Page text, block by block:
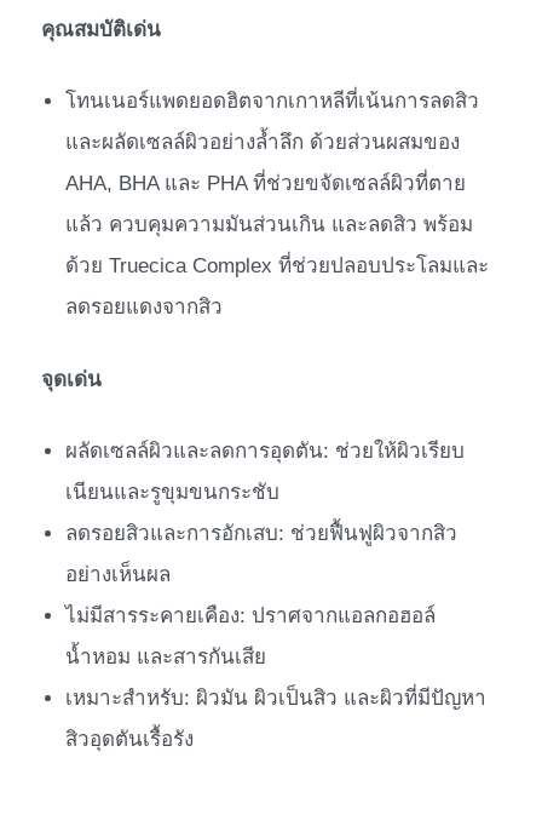
คุณสมบัติเด่น
โทนเนอร์แพดยอดฮิตจากเกาหลีที่เน้นการลดสิว
และผลัดเซลล์ผิวอย่างล้ำลึก ด้วยส่วนผสมของ
AHA, BHA และ PHA ที่ช่วยขจัดเซลล์ผิวที่ตาย
แล้ว ควบคุมความมันส่วนเกิน และลดสิว พร้อม
ด้วย Truecica Complex ที่ช่วยปลอบประโลมและ
ลดรอยแดงจากสิว
จุดเด่น
ผลัดเซลล์ผิวและลดการอุดตัน: ช่วยให้ผิวเรียบ
เนียนและรูขุมขนกระชับ
ลดรอยสิวและการอักเสบ: ช่วยฟื้นฟูผิวจากสิว
อย่างเห็นผล
ไม่มีสารระคายเคือง: ปราศจากแอลกอฮอล์
น้ำหอม และสารกันเสีย
เหมาะสำหรับ: ผิวมัน ผิวเป็นสิว และผิวที่มีปัญหา
สิวอุดตันเรื้อรัง